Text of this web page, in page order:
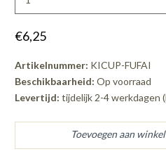
€6,25
Artikelnummer: KICUP-FUFAI
Beschikbaarheid: Op voorraad
Levertijd: tijdelijk 2-4 werkdagen